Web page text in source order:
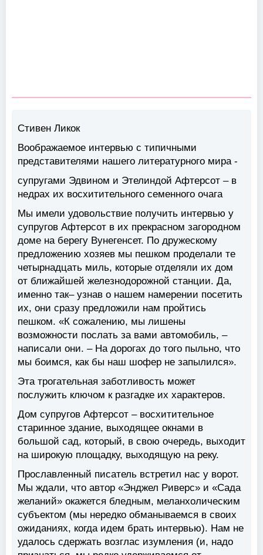
Стивен Ликок
Воображаемое интервью с типичными
представителями нашего литературного мира -
супругами Эдвином и Этелиндой Афтерсот – в
недрах их восхитительного семенного очага
Мы имели удовольствие получить интервью у
супругов Афтерсот в их прекрасном загородном
доме на берегу Вунегенсет. По дружескому
предложению хозяев мы пешком проделали те
четырнадцать миль, которые отделяли их дом
от ближайшей железнодорожной станции. Да,
именно так– узнав о нашем намерении посетить
их, они сразу предложили нам пройтись
пешком. «К сожалению, мы лишены
возможности послать за вами автомобиль, –
написали они. – На дорогах до того пыльно, что
мы боимся, как бы наш шофер не запылился».
Эта трогательная заботливость может
послужить ключом к разгадке их характеров.
Дом супругов Афтерсот – восхитительное
старинное здание, выходящее окнами в
большой сад, который, в свою очередь, выходит
на широкую площадку, выходящую на реку.
Прославленный писатель встретил нас у ворот.
Мы ждали, что автор «Энджел Риверс» и «Сада
желаний» окажется бледным, меланхолическим
субъектом (мы нередко обманываемся в своих
ожиданиях, когда идем брать интервью). Нам не
удалось сдержать возглас изумления (и, надо